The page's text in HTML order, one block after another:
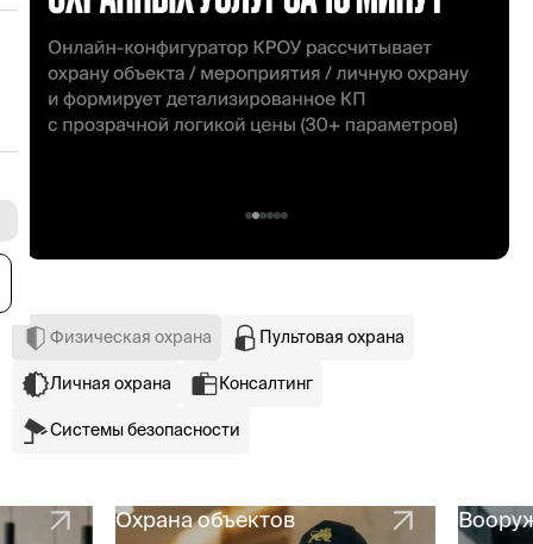
Физическая охрана Пультовая охрана
Личная охрана Консалтинг
Системы безопасности
Охрана объектов